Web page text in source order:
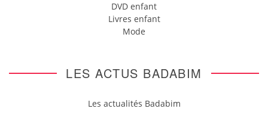
DVD enfant
Livres enfant
Mode
LES ACTUS BADABIM
Les actualités Badabim